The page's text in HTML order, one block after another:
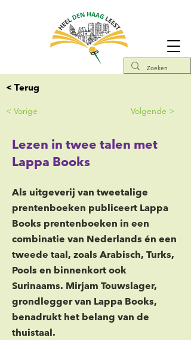
< Terug
< Vorige Volgende >
Lezen in twee talen met
Lappa Books
Als uitgeverij van tweetalige
prentenboeken publiceert Lappa
Books prentenboeken in een
combinatie van Nederlands én een
tweede taal, zoals Arabisch, Turks,
Pools en binnenkort ook
Surinaams. Mirjam Touwslager,
grondlegger van Lappa Books,
benadrukt het belang van de
thuistaal.